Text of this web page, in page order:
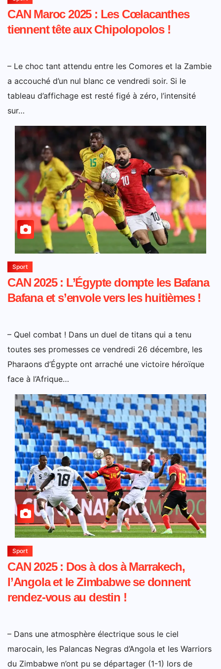
CAN Maroc 2025 : Les Cœlacanthes
tiennent tête aux Chipolopolos !
– Le choc tant attendu entre les Comores et la Zambie
a accouché d’un nul blanc ce vendredi soir. Si le
tableau d’affichage est resté figé à zéro, l’intensité
sur…
Sport
CAN 2025 : L’Égypte dompte les Bafana
Bafana et s’envole vers les huitièmes !
– Quel combat ! Dans un duel de titans qui a tenu
toutes ses promesses ce vendredi 26 décembre, les
Pharaons d’Égypte ont arraché une victoire héroïque
face à l’Afrique…
Sport
CAN 2025 : Dos à dos à Marrakech,
l’Angola et le Zimbabwe se donnent
rendez-vous au destin !
– Dans une atmosphère électrique sous le ciel
marocain, les Palancas Negras d’Angola et les Warriors
du Zimbabwe n’ont pu se départager (1-1) lors de